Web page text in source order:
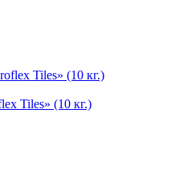
Tiles» (10 кг.)